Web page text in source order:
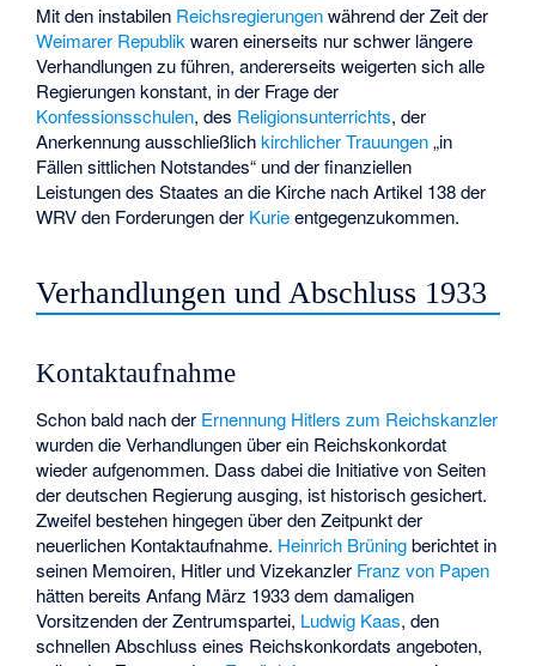
Mit den instabilen Reichsregierungenwährend der Zeit der
Weimarer Republik waren einerseits nur schwer längere
Verhandlungen zu führen, andererseits weigerten sich alle
Regierungen konstant, in der Frage der
Konfessionsschulen, des Religionsunterrichts, der
Anerkennung ausschließlichkirchlicher Trauungen„in
Fällen sittlichen Notstandes“ und der finanziellen
Leistungen des Staates an die Kirche nach Artikel 138 der
WRV den Forderungen der Kurieentgegenzukommen.
Verhandlungen und Abschluss 1933
Kontaktaufnahme
Schon bald nach der Ernennung Hitlers zum Reichskanzler
wurden die Verhandlungen über ein Reichskonkordat
wieder aufgenommen. Dass dabei die Initiative von Seiten
der deutschen Regierung ausging, ist historisch gesichert.
Zweifel bestehen hingegen über den Zeitpunkt der
neuerlichen Kontaktaufnahme. Heinrich Brüningberichtet in
seinen Memoiren, Hitler und Vizekanzler Franz von Papen
hätten bereits Anfang März 1933 dem damaligen
Vorsitzenden der Zentrumspartei, Ludwig Kaas, den
schnellen Abschluss eines Reichskonkordats angeboten,